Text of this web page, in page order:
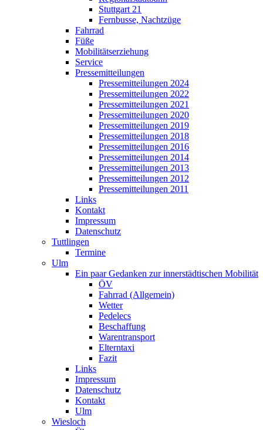
Stuttgart 21
Fernbusse, Nachtzüge
Fahrrad
Füße
Mobilitätserziehung
Service
Pressemitteilungen
Pressemitteilungen 2024
Pressemitteilungen 2022
Pressemitteilungen 2021
Pressemitteilungen 2020
Pressemitteilungen 2019
Pressemitteilungen 2018
Pressemitteilungen 2016
Pressemitteilungen 2014
Pressemitteilungen 2013
Pressemitteilungen 2012
Pressemitteilungen 2011
Links
Kontakt
Impressum
Datenschutz
Tuttlingen
Termine
Ulm
Ein paar Gedanken zur innerstädtischen Mobilität
ÖV
Fahrrad (Allgemein)
Wetter
Pedelecs
Beschaffung
Warentransport
Elterntaxi
Fazit
Links
Impressum
Datenschutz
Kontakt
Ulm
Wiesloch